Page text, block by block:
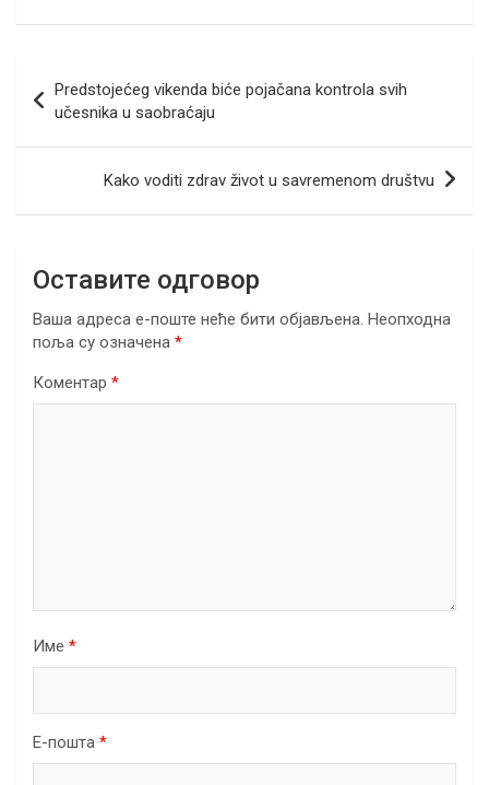
ce
b
o
o
tt
er
ail er ke
dI
n
at
A
p
p
e
gr
a
m
ar
чланка
Predstojećeg vikenda biće pojačana kontrola svih
učesnika u saobraćaju
Kako voditi zdrav život u savremenom društvu
Оставите одговор
Ваша адреса е-поште неће бити објављена. Неопходна
поља су означена *
Коментар *
Име *
Е-пошта *